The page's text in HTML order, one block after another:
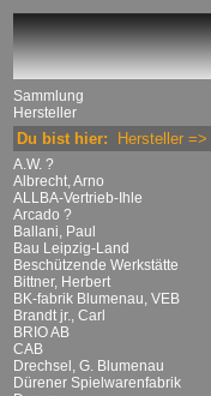
Sammlung
Hersteller
Du bist hier: Hersteller =>
A.W. ?
Albrecht, Arno
ALLBA-Vertrieb-Ihle
Arcado ?
Ballani, Paul
Bau Leipzig-Land
Beschützende Werkstätte
Bittner, Herbert
BK-fabrik Blumenau, VEB
Brandt jr., Carl
BRIO AB
CAB
Drechsel, G. Blumenau
Dürener Spielwarenfabrik